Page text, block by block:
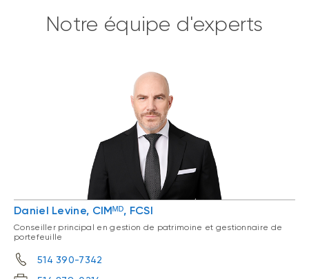
Notre équipe d'experts
Daniel Levine, CIMᴹᴰ, FCSI
Conseiller principal en gestion de patrimoine et gestionnaire de
portefeuille
514 390-7342